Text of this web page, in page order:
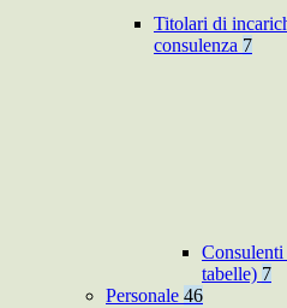
Titolari di
consulenza 7
tabelle) 7
Personale 46